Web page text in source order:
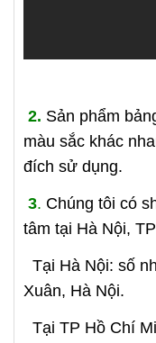
2. Sản phẩm
màu sắc khác
đích sử dụng.
3. Chúng tôi có
tâm tại Hà Nội,
Tại Hà Nội: số
Xuân, Hà Nội.
Tại TP Hồ Chí